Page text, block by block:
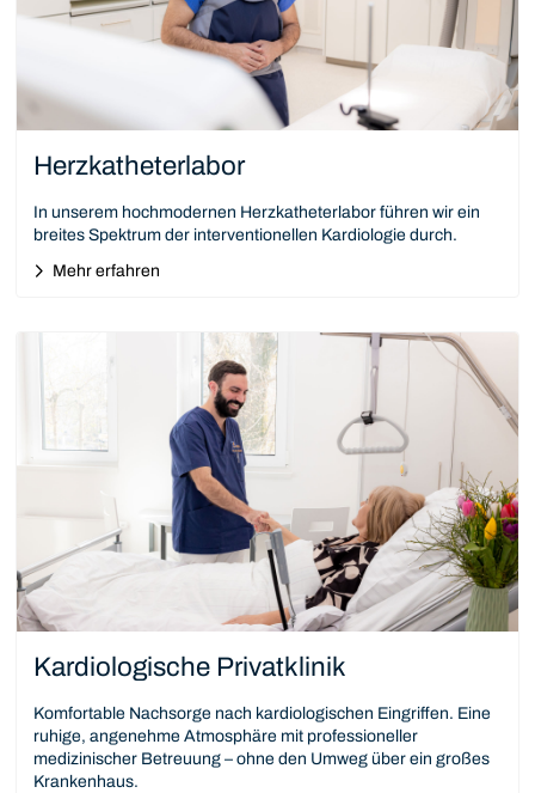
Herzkatheterlabor
In unserem hochmodernen Herzkatheterlabor führen wir ein
breites Spektrum der interventionellen Kardiologie durch.
Mehr erfahren
Kardiologische Privatklinik
Komfortable Nachsorge nach kardiologischen Eingriffen. Eine
ruhige, angenehme Atmosphäre mit professioneller
medizinischer Betreuung – ohne den Umweg über ein großes
Krankenhaus.